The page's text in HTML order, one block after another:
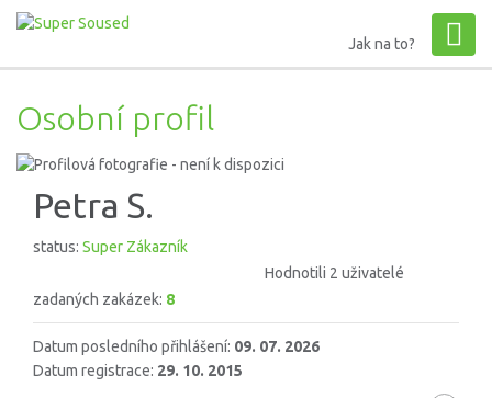
Jak na to?
Osobní profil
Petra S.
status: Super Zákazník
Hodnotili 2 uživatelé
zadaných zakázek: 8
Datum posledního přihlášení: 09. 07. 2026
Datum registrace: 29. 10. 2015